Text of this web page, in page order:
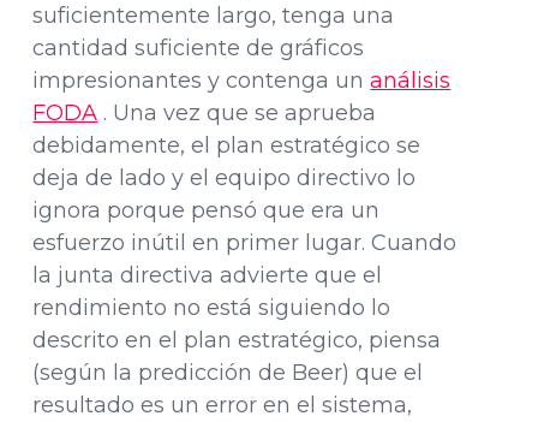
suficientemente largo, tenga una
cantidad suficiente de gráficos
impresionantes y contenga unanálisis
FODA . Una vez que se aprueba
debidamente, el plan estratégico se
deja de lado y el equipo directivo lo
ignora porque pensó que era un
esfuerzo inútil en primer lugar. Cuando
la junta directiva advierte que el
rendimiento no está siguiendo lo
descrito en el plan estratégico, piensa
(según la predicción de Beer) que el
resultado es un error en el sistema,